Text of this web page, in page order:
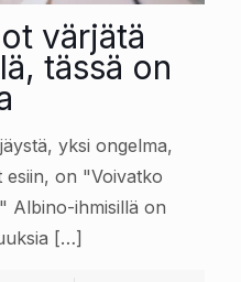
värjätä
tässä on
yksi ongelma,
on "Voivatko
Albino-ihmisillä on
[…]